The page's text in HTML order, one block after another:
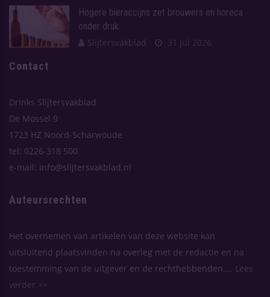
Hogere bieraccijns zet brouwers en horeca
onder druk
Slijtersvakblad
31 Jul 2026
Contact
Drinks Slijtersvakblad
De Mossel 9
1723 HZ Noord-Scharwoude
tel: 0226-318 500
e-mail: info@slijtersvakblad.nl
Auteursrechten
Het overnemen van artikelen van deze website kan
uitsluitend plaatsvinden na overleg met de redactie en na
toestemming van de uitgever en de rechthebbenden....
Lees
verder >>